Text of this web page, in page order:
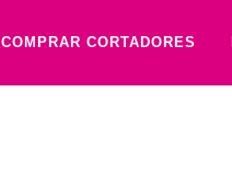
COMPRAR CORTADORES